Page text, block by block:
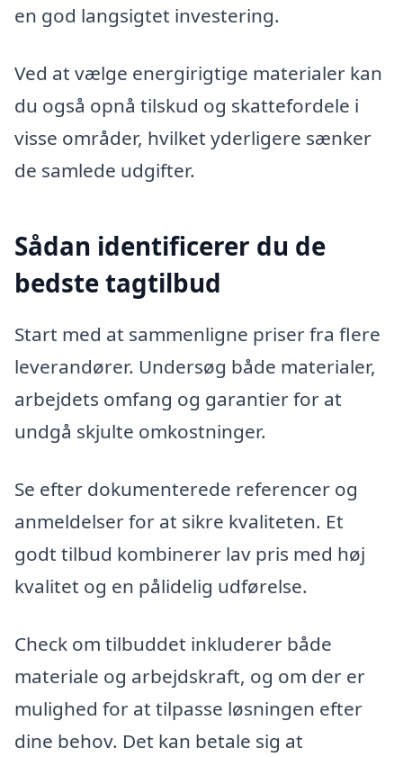
en god langsigtet investering.
Ved at vælge energirigtige materialer kan
du også opnå tilskud og skattefordele i
visse områder, hvilket yderligere sænker
de samlede udgifter.
Sådan identificerer du de
bedste tagtilbud
Start med at sammenligne priser fra flere
leverandører. Undersøg både materialer,
arbejdets omfang og garantier for at
undgå skjulte omkostninger.
Se efter dokumenterede referencer og
anmeldelser for at sikre kvaliteten. Et
godt tilbud kombinerer lav pris med høj
kvalitet og en pålidelig udførelse.
Check om tilbuddet inkluderer både
materiale og arbejdskraft, og om der er
mulighed for at tilpasse løsningen efter
dine behov. Det kan betale sig at